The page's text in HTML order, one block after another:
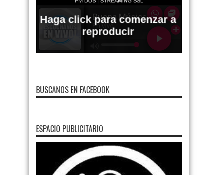
BUSCANOS EN FACEBOOK
ESPACIO PUBLICITARIO